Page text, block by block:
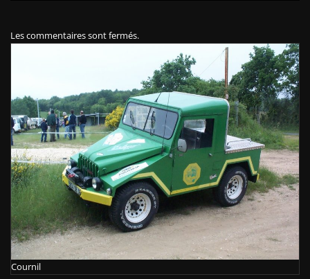
Les commentaires sont fermés.
Cournil